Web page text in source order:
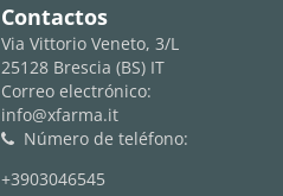
Contactos
Via Vittorio Veneto, 3/L
25128 Brescia (BS) IT
Correo electrónico:
info@xfarma.it
phone
Número de teléfono:
+3903046545